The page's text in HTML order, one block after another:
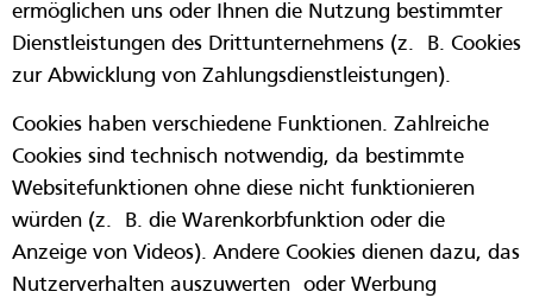
ermöglichen uns oder Ihnen die Nutzung bestimmter
Dienstleistungen des Drittunternehmens (z. B. Cookies
zur Abwicklung von Zahlungsdienstleistungen).
Cookies haben verschiedene Funktionen. Zahlreiche
Cookies sind technisch notwendig, da bestimmte
Websitefunktionen ohne diese nicht funktionieren
würden (z. B. die Warenkorbfunktion oder die
Anzeige von Videos). Andere Cookies dienen dazu, das
Nutzerverhalten auszuwerten oder Werbung